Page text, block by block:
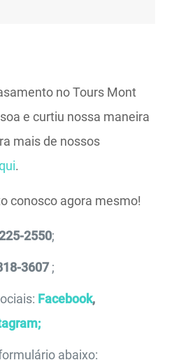
no Tours Mont
e curtiu nossa maneira
mais de nossos
.
conosco agora mesmo!
2550;
3607 ;
Facebook,
abaixo: